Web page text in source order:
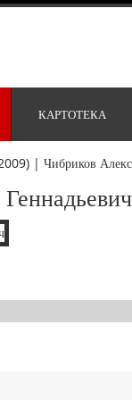
КАРТОТЕКА
| Чибриков